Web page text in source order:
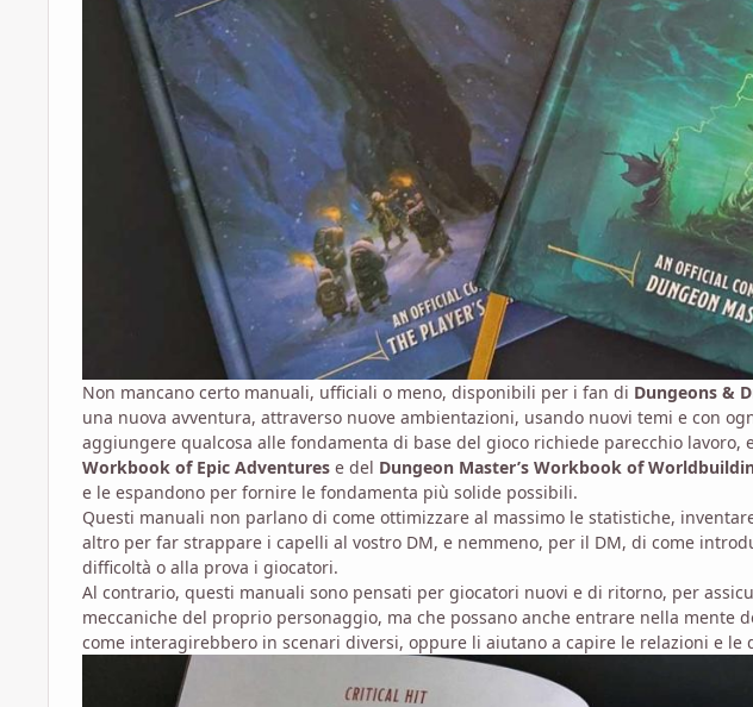
Non mancano certo manuali, ufficiali o meno, disponibili per i fan di Dungeons &
una nuova avventura, attraverso nuove ambientazioni, usando nuovi temi e con
aggiungere qualcosa alle fondamenta di base del gioco richiede parecchio lavoro,
Workbook of Epic Adventures e del Dungeon Master’s Workbook of
e le espandono per fornire le fondamenta più solide possibili.
Questi manuali non parlano di come ottimizzare al massimo le statistiche,
altro per far strappare i capelli al vostro DM, e nemmeno, per il DM, di come
difficoltà o alla prova i giocatori.
Al contrario, questi manuali sono pensati per giocatori nuovi e di ritorno, per
meccaniche del proprio personaggio, ma che possano anche entrare nella mente
come interagirebbero in scenari diversi, oppure li aiutano a capire le relazioni e le